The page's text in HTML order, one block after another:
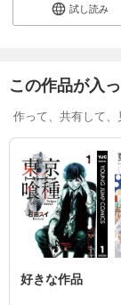
試し読み
この作品が入
作って、共有して、
好きな作品